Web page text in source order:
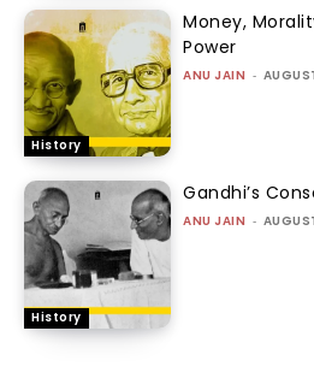
History
Money,
Power
ANU JAIN -
History
Gandhi’s
ANU JAIN -